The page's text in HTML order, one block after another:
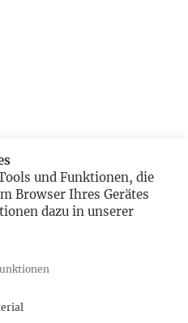
und Funktionen, die
Browser Ihres Gerätes
dazu in unserer